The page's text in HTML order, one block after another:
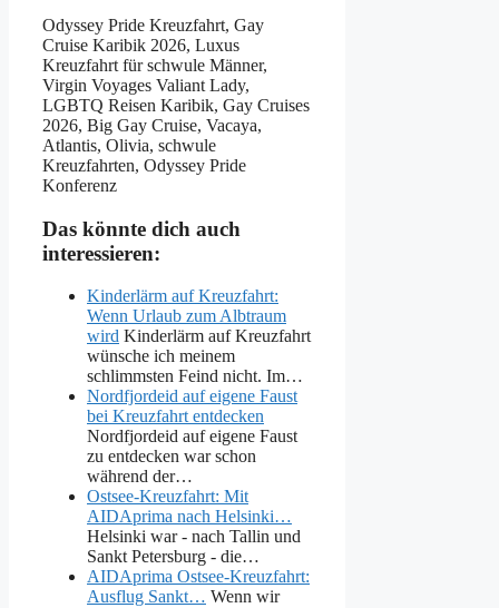
Odyssey Pride Kreuzfahrt, Gay
Cruise Karibik 2026, Luxus
Kreuzfahrt für schwule Männer,
Virgin Voyages Valiant Lady,
LGBTQ Reisen Karibik, Gay Cruises
2026, Big Gay Cruise, Vacaya,
Atlantis, Olivia, schwule
Kreuzfahrten, Odyssey Pride
Konferenz
Das könnte dich auch
interessieren:
Kinderlärm auf Kreuzfahrt:
Wenn Urlaub zum Albtraum
wird Kinderlärm auf Kreuzfahrt
wünsche ich meinem
schlimmsten Feind nicht. Im…
Nordfjordeid auf eigene Faust
bei Kreuzfahrt entdecken
Nordfjordeid auf eigene Faust
zu entdecken war schon
während der…
Ostsee-Kreuzfahrt: Mit
AIDAprima nach Helsinki…
Helsinki war - nach Tallin und
Sankt Petersburg - die…
AIDAprima Ostsee-Kreuzfahrt:
Ausflug Sankt… Wenn wir